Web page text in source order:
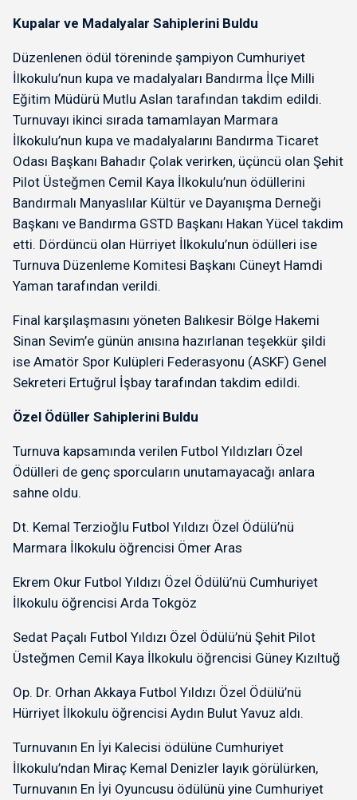
Kupalar ve Madalyalar Sahiplerini Buldu
Düzenlenen ödül töreninde şampiyon Cumhuriyet
İlkokulu’nun kupa ve madalyaları Bandırma İlçe Milli
Eğitim Müdürü Mutlu Aslan tarafından takdim edildi.
Turnuvayı ikinci sırada tamamlayan Marmara
İlkokulu’nun kupa ve madalyalarını Bandırma Ticaret
Odası Başkanı Bahadır Çolak verirken, üçüncü olan Şehit
Pilot Üsteğmen Cemil Kaya İlkokulu’nun ödüllerini
Bandırmalı Manyaslılar Kültür ve Dayanışma Derneği
Başkanı ve Bandırma GSTD Başkanı Hakan Yücel takdim
etti. Dördüncü olan Hürriyet İlkokulu’nun ödülleri ise
Turnuva Düzenleme Komitesi Başkanı Cüneyt Hamdi
Yaman tarafından verildi.
Final karşılaşmasını yöneten Balıkesir Bölge Hakemi
Sinan Sevim’e günün anısına hazırlanan teşekkür şildi
ise Amatör Spor Kulüpleri Federasyonu (ASKF) Genel
Sekreteri Ertuğrul İşbay tarafından takdim edildi.
Özel Ödüller Sahiplerini Buldu
Turnuva kapsamında verilen Futbol Yıldızları Özel
Ödülleri de genç sporcuların unutamayacağı anlara
sahne oldu.
Dt. Kemal Terzioğlu Futbol Yıldızı Özel Ödülü’nü
Marmara İlkokulu öğrencisi Ömer Aras
Ekrem Okur Futbol Yıldızı Özel Ödülü’nü Cumhuriyet
İlkokulu öğrencisi Arda Tokgöz
Sedat Paçalı Futbol Yıldızı Özel Ödülü’nü Şehit Pilot
Üsteğmen Cemil Kaya İlkokulu öğrencisi Güney Kızıltuğ
Op. Dr. Orhan Akkaya Futbol Yıldızı Özel Ödülü’nü
Hürriyet İlkokulu öğrencisi Aydın Bulut Yavuz aldı.
Turnuvanın En İyi Kalecisi ödülüne Cumhuriyet
İlkokulu’ndan Miraç Kemal Denizler layık görülürken,
Turnuvanın En İyi Oyuncusu ödülünü yine Cumhuriyet